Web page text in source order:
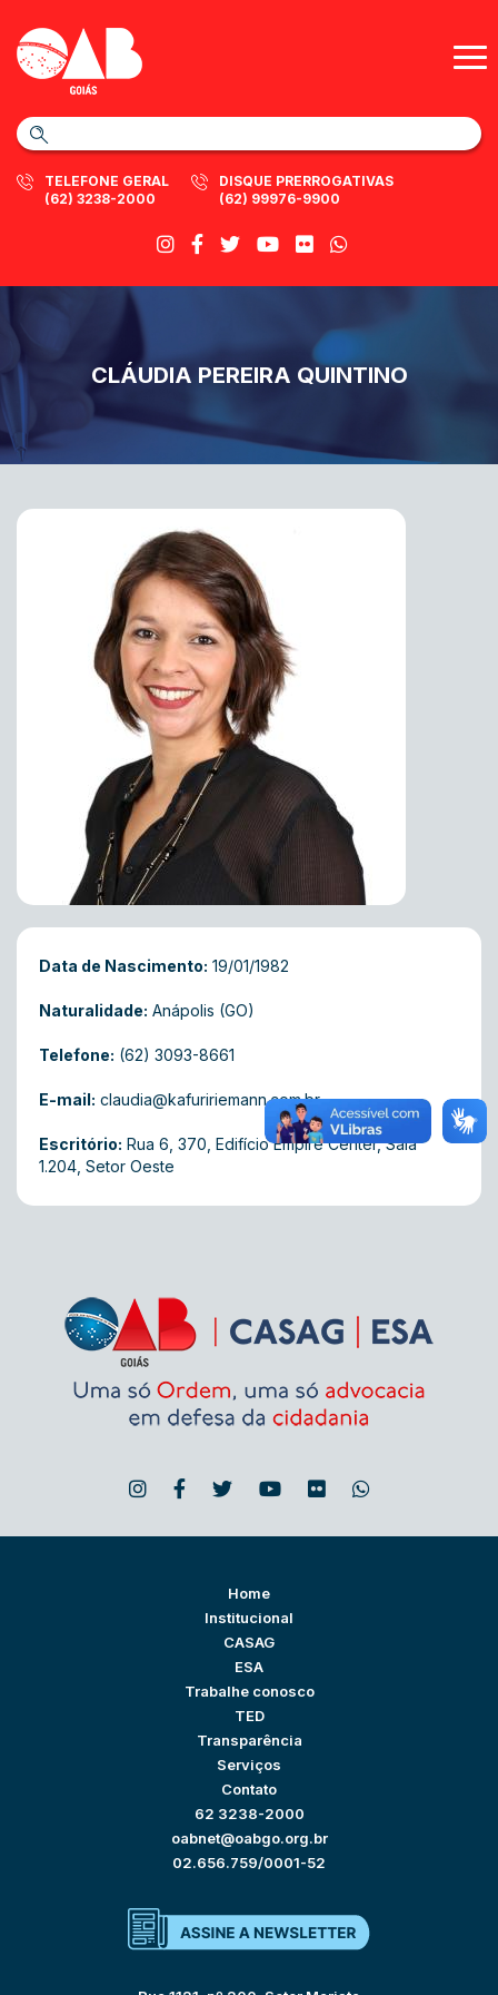
TELEFONE GERAL
(62) 3238-2000
DISQUE PRERROGATIVAS
(62) 99976-9900
CLÁUDIA PEREIRA QUINTINO
Data de Nascimento: 19/01/1982
Naturalidade: Anápolis (GO)
Telefone: (62) 3093-8661
E-mail: claudia@kafuririemann.com.br
Escritório: Rua 6, 370, Edifício Empire Center, Sala
1.204, Setor Oeste
Home
Institucional
CASAG
ESA
Trabalhe conosco
TED
Transparência
Serviços
Contato
62 3238-2000
oabnet@oabgo.org.br
02.656.759/0001-52